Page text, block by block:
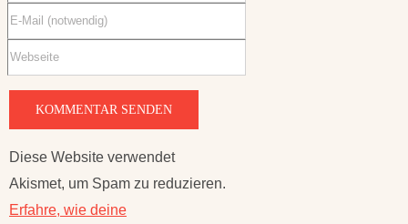
Diese Website verwendet
Akismet, um Spam zu reduzieren.
Erfahre, wie deine